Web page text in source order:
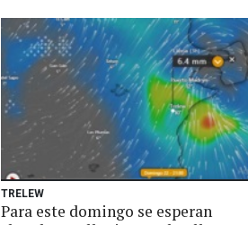
TRELEW
Para este domingo se esperan